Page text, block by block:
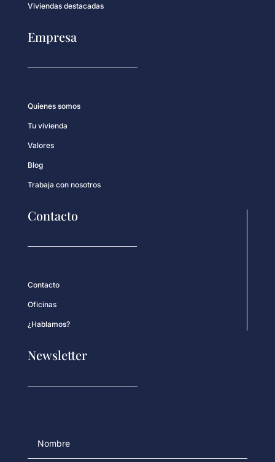
Viviendas destacadas
Empresa
Quienes somos
Tu vivienda
Valores
Blog
Trabaja con nosotros
Contacto
Contacto
Oficinas
¿Hablamos?
Newsletter